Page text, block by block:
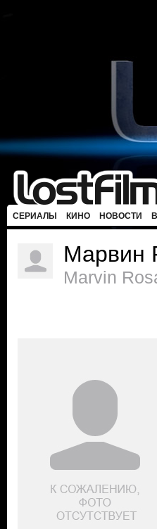
СЕРИАЛЫ КИНО НОВОСТИ
Марвин
Marvin